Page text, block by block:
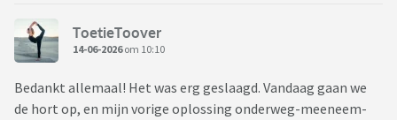
ToetieToover
14-06-2026om 10:10
Bedankt allemaal! Het was erg geslaagd. Vandaag gaan we
de hort op, en mijn vorige oplossing onderweg-meeneem-